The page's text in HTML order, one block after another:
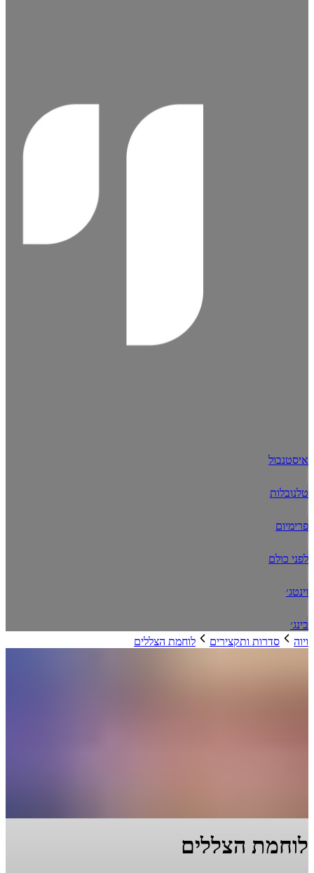
איסטנבול
טלנובלות
פרימיום
לפני כולם
וינטג׳
בינג׳
ויוה
סדרות ותקצירים לוחמת הצללים
לוחמת הצללים